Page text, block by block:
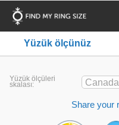
Yüzük ölçünüz
Yüzük ölçüleri
skalası:
Share your